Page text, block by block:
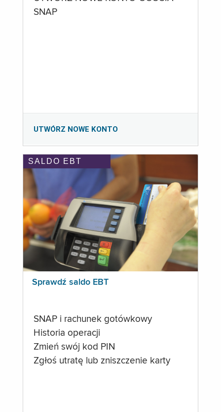
SNAP
UTWÓRZ NOWE KONTO
SALDO EBT
Sprawdź saldo EBT
SNAP i rachunek gotówkowy
Historia operacji
Zmień swój kod PIN
Zgłoś utratę lub zniszczenie karty